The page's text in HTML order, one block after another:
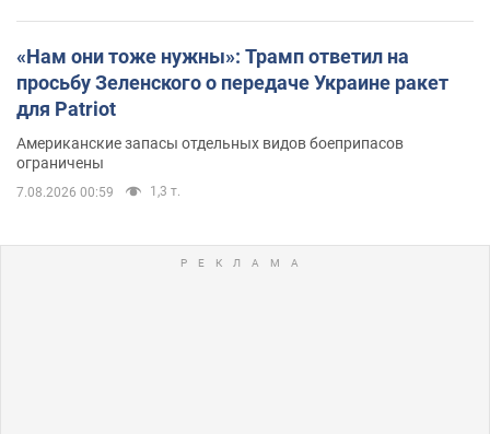
«Нам они тоже нужны»: Трамп ответил на
просьбу Зеленского о передаче Украине ракет
для Patriot
Американские запасы отдельных видов боеприпасов
ограничены
7.08.2026 00:59 1,3 т.